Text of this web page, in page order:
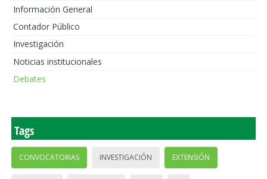
Información General
Contador Público
Investigación
Noticias institucionales
Debates
Tags
CONVOCATORIAS INVESTIGACIÓN EXTENSIÓN